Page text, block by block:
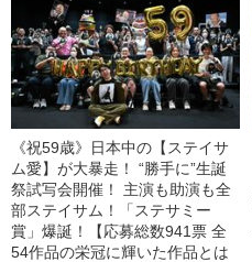
《祝59歳》日本中の【ステイサ
ム愛】が大暴走！ “勝手に”生誕
祭試写会開催！ 主演も助演も全
部ステイサム！「ステサミー
賞」爆誕！【応募総数941票 全
54作品の栄冠に輝いた作品とは